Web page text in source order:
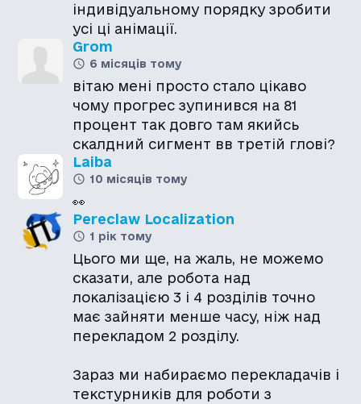
індивідуальному порядку зробити
усі ці анімації.
Grom
6 місяців тому
вітаю мені просто стало цікаво
чому прогрес зупинився на 81
процент так довго там якийсь
скалдний сигмент вв третій глові?
Laiba
10 місяців тому
👀
Pereclaw Localization
1 рік тому
Цього ми ще, на жаль, не можемо
сказати, але робота над
локалізацією 3 і 4 розділів точно
має зайняти менше часу, ніж над
перекладом 2 розділу.
Зараз ми набираємо перекладачів і
текстурників для роботи з